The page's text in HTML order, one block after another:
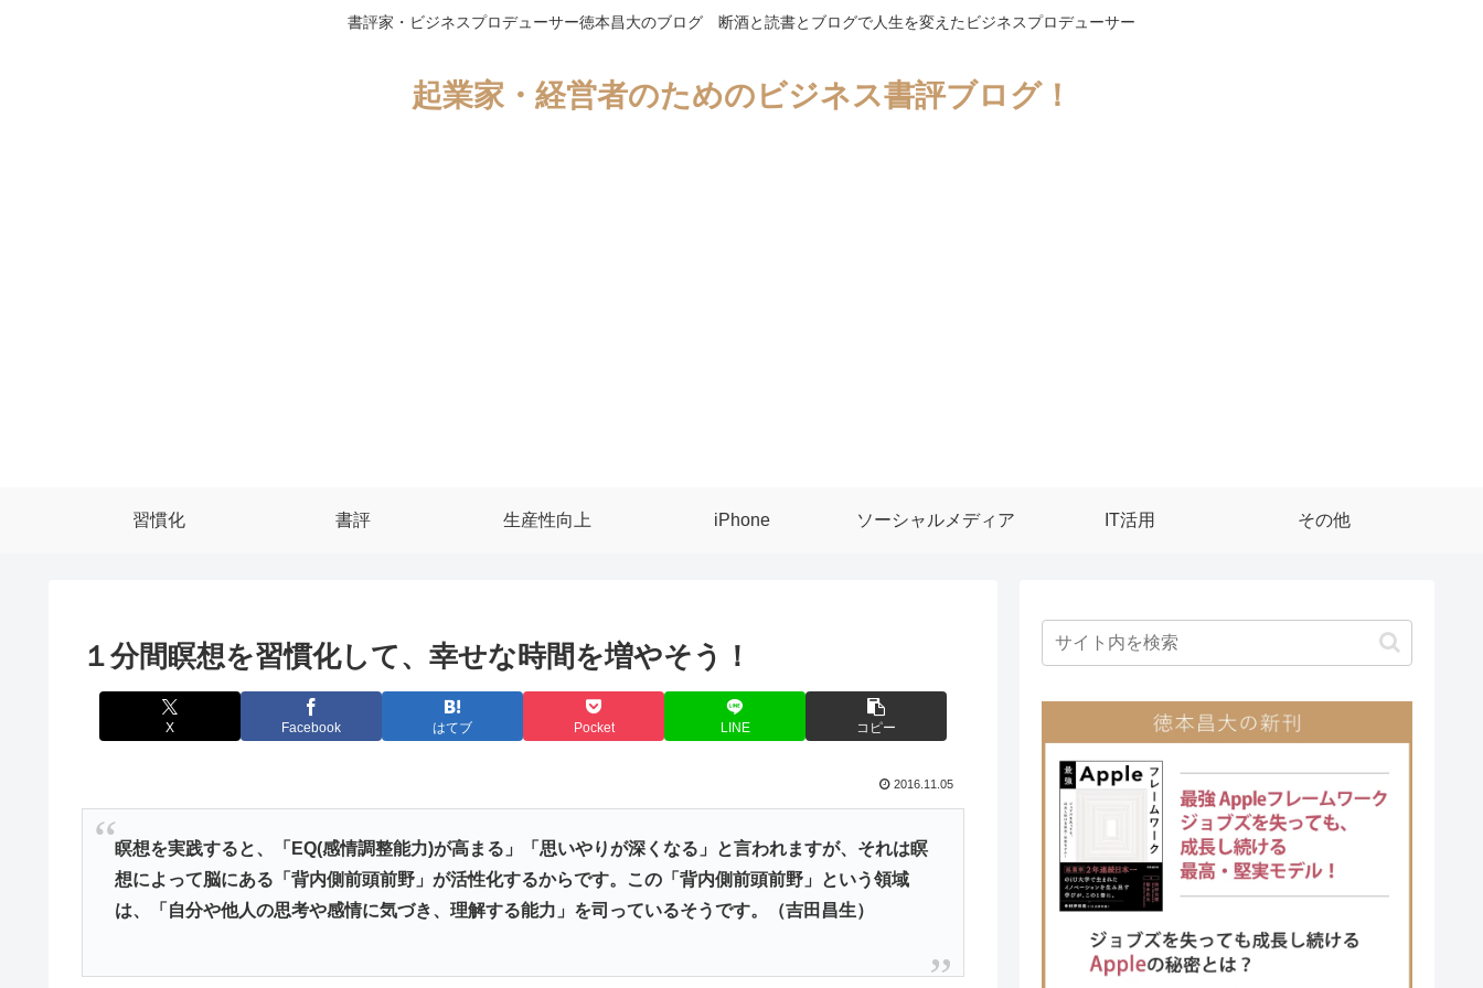
書評家・ビジネスプロデューサー徳本昌大のブログ 断酒と読書とブログで人生を変えたビジネスプロデューサー
起業家・経営者のためのビジネス書評ブログ！
習慣化 書評 生産性向上 iPhone ソーシャルメディア IT活用 その他
１分間瞑想を習慣化して、幸せな時間を増やそう！
X Facebook はてブ Pocket LINE コピー
2016.11.05
瞑想を実践すると、「EQ(感情調整能力)が高まる」「思いやりが深くなる」と言われますが、それは瞑
想によって脳にある「背内側前頭前野」が活性化するからです。この「背内側前頭前野」という領域
は、「自分や他人の思考や感情に気づき、理解する能力」を司っているそうです。（吉田昌生）